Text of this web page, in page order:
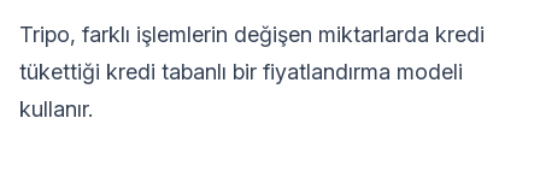
Tripo, farklı işlemlerin değişen miktarlarda kredi
tükettiği kredi tabanlı bir fiyatlandırma modeli
kullanır.